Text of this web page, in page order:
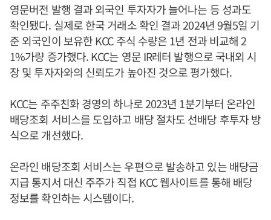
영문버전 발행 결과 외국인 투자자가 늘어나는 등 성과도
확인됐다. 실제로 한국 거래소 확인 결과 2024년 9월5일 기
준 외국인이 보유한 KCC 주식 수량은 1년 전과 비교해 2
1%가량 증가했다. KCC는 영문 IR레터 발행으로 국내외 시
장 및 투자자와의 신뢰도가 높아진 것으로 평가했다.
KCC는 주주친화 경영의 하나로 2023년 1분기부터 온라인
배당조회 서비스를 도입하고 배당 절차도 선배당 후투자 방
식으로 개선했다.
온라인 배당조회 서비스는 우편으로 발송하고 있는 배당금
지급 통지서 대신 주주가 직접 KCC 웹사이트를 통해 배당
정보를 확인하는 시스템이다.